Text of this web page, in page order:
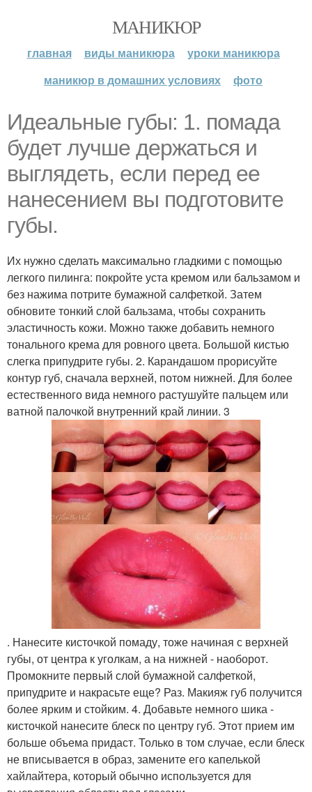
МАНИКЮР
главная виды маникюра
уроки маникюра
маникюр в домашних условиях
фото
Идеальные губы: 1. помада
будет лучше держаться и
выглядеть, если перед ее
нанесением вы подготовите
губы.
Их нужно сделать максимально гладкими с помощью
легкого пилинга: покройте уста кремом или бальзамом и
без нажима потрите бумажной салфеткой. Затем
обновите тонкий слой бальзама, чтобы сохранить
эластичность кожи. Можно также добавить немного
тонального крема для ровного цвета. Большой кистью
слегка припудрите губы. 2. Карандашом прорисуйте
контур губ, сначала верхней, потом нижней. Для более
естественного вида немного растушуйте пальцем или
ватной палочкой внутренний край линии. 3
. Нанесите кисточкой помаду, тоже начиная с верхней
губы, от центра к уголкам, а на нижней - наоборот.
Промокните первый слой бумажной салфеткой,
припудрите и накрасьте еще? Раз. Макияж губ получится
более ярким и стойким. 4. Добавьте немного шика -
кисточкой нанесите блеск по центру губ. Этот прием им
больше объема придаст. Только в том случае, если блеск
не вписывается в образ, замените его капелькой
хайлайтера, который обычно используется для